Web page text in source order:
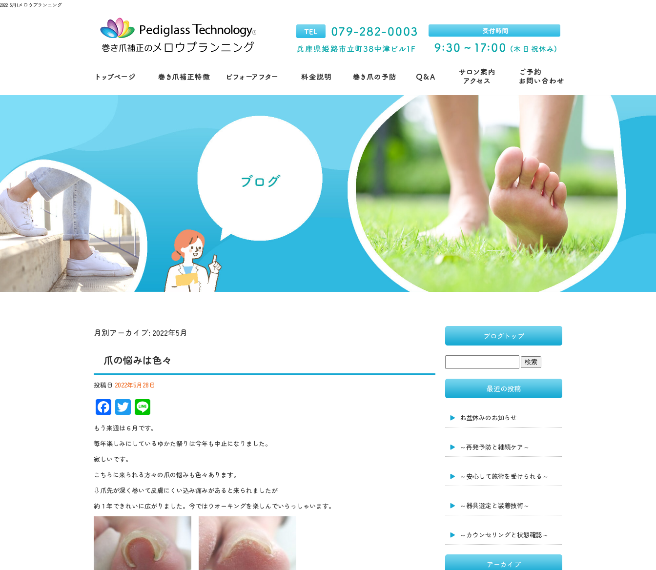
2022 5月|メロウプランニング
月別アーカイブ: 2022年5月
爪の悩みは色々
投稿日 2022年5月28日
F
ac
e
b
o
o
k
T
wi
tt
er
n
e
もう来週は６月です。
毎年楽しみにしているゆかた祭りは今年も中止になりました。
寂しいです。
こちらに来られる方々の爪の悩みも色々あります。
⇩爪先が深く巻いて皮膚にくい込み痛みがあると来られましたが
約１年できれいに広がりました。今ではウオーキングを楽しんでいらっしゃいます。
ブログトップ
最近の投稿
お盆休みのお知らせ
～再発予防と継続ケア～
～安心して施術を受けられる～
～器具選定と装着技術～
～カウンセリングと状態確認～
アーカイブ